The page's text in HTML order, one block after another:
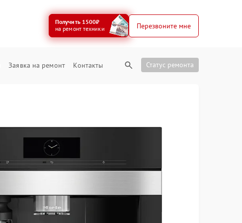
Получить 1500₽
на ремонт техники
Перезвоните мне
Заявка на ремонт Контакты Статус ремонта